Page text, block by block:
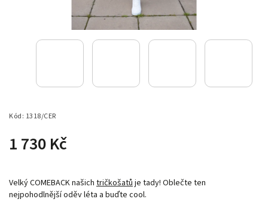
Kód: 1318/CER
1 730 Kč
Velký COMEBACK našich tričkošatů je tady! Oblečte ten
nejpohodlnější oděv léta a buďte cool.